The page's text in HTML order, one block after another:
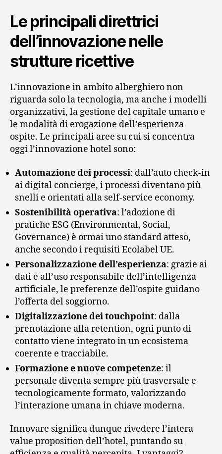
Le principali direttrici
dell’innovazione nelle
strutture ricettive
L’innovazione in ambito alberghiero non
riguarda solo la tecnologia, ma anche i modelli
organizzativi, la gestione del capitale umano e
le modalità di erogazione dell’esperienza
ospite. Le principali aree su cui si concentra
oggi l’innovazione hotel sono:
Automazione dei processi: dall’auto check-in
ai digital concierge, i processi diventano più
snelli e orientati alla self-service economy.
Sostenibilità operativa: l’adozione di
pratiche ESG (Environmental, Social,
Governance) è ormai uno standard atteso,
anche secondo i requisiti Ecolabel UE.
Personalizzazione dell’esperienza: grazie ai
dati e all’uso responsabile dell’intelligenza
artificiale, le preferenze dell’ospite guidano
l’offerta del soggiorno.
Digitalizzazione dei touchpoint: dalla
prenotazione alla retention, ogni punto di
contatto viene integrato in un ecosistema
coerente e tracciabile.
Formazione e nuove competenze: il
personale diventa sempre più trasversale e
tecnologicamente formato, valorizzando
l’interazione umana in chiave moderna.
Innovare significa dunque rivedere l’intera
value proposition dell’hotel, puntando su